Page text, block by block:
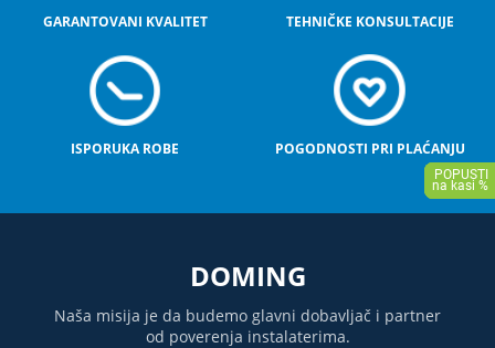
GARANTOVANI KVALITET TEHNIČKE KONSULTACIJE
ISPORUKA ROBE POGODNOSTI PRI PLAĆANJU
DOMING
Naša misija je da budemo glavni dobavljač i partner
od poverenja instalaterima.